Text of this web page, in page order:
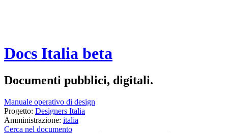
Docs Italia beta
Documenti pubblici, digitali.
Manuale operativo di design
Progetto: Designers Italia
Amministrazione: italia
Cerca nel documento